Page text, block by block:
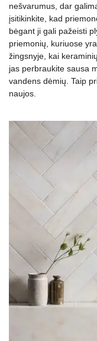
nešvarumus, dar
įsitikinkite, kad
bėgant ji gali pažeisti
priemonių, kuriuose
žingsnyje, kai
jas perbraukite sausa
vandens dėmių. Taip
naujos.